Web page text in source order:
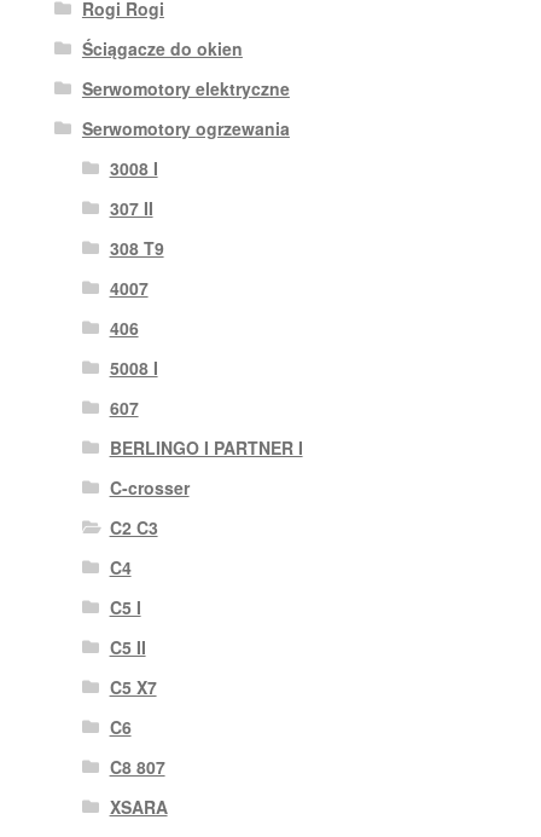
Rogi Rogi
Ściągacze do okien
Serwomotory elektryczne
Serwomotory ogrzewania
3008 I
307 II
308 T9
4007
406
5008 I
607
BERLINGO I PARTNER I
C-crosser
C2 C3
C4
C5 I
C5 II
C5 X7
C6
C8 807
XSARA